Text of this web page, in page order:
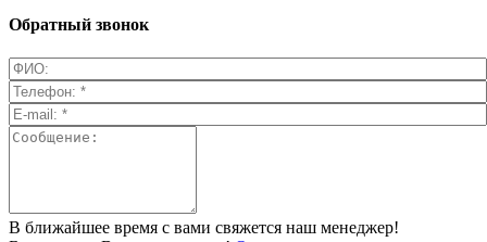
Обратный звонок
В ближайшее время с вами свяжется наш менеджер!